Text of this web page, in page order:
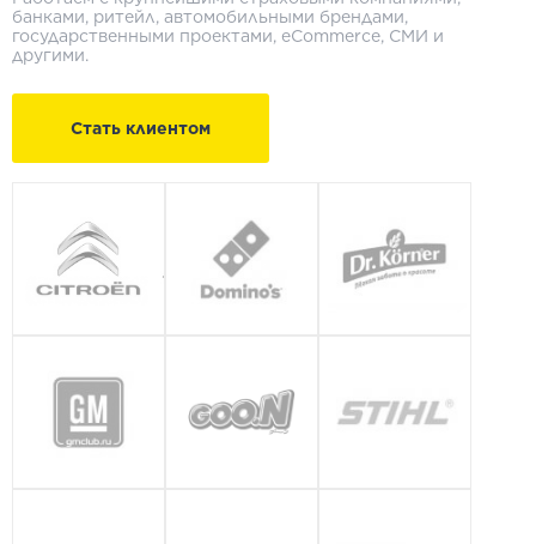
банками, ритейл, автомобильными брендами,
государственными проектами, eСommerce, СМИ и
другими.
Стать клиентом